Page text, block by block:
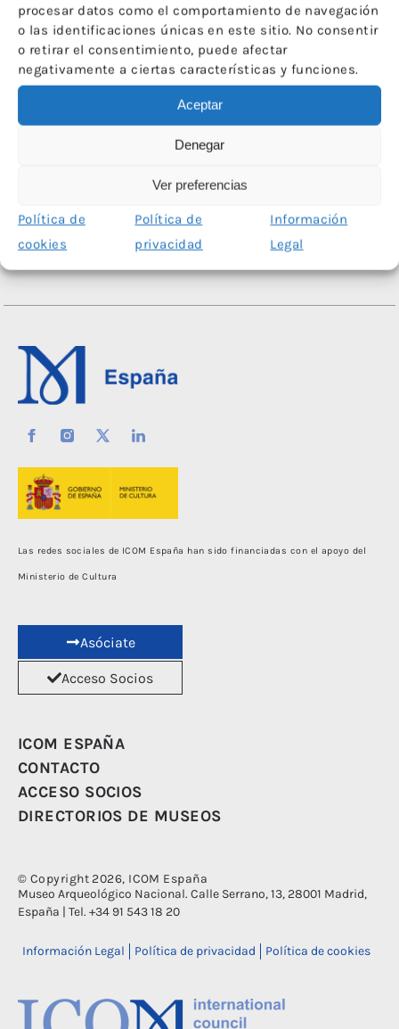
procesar datos como el comportamiento de navegación
o las identificaciones únicas en este sitio. No consentir
o retirar el consentimiento, puede afectar
negativamente a ciertas características y funciones.
Aceptar
Denegar
Ver preferencias
Política de
cookies
Política de
privacidad
Información
Legal
PorICOM-CE 22 de junio de 2017
Las redes sociales de ICOM España han sido financiadas con el apoyo del
Ministerio de Cultura
Asóciate
Acceso Socios
ICOM ESPAÑA
CONTACTO
ACCESO SOCIOS
DIRECTORIOS DE MUSEOS
© Copyright 2026, ICOM España
Museo Arqueológico Nacional. Calle Serrano, 13, 28001 Madrid,
España | Tel. +34 91 543 18 20
Información Legal Política de privacidad Política de cookies